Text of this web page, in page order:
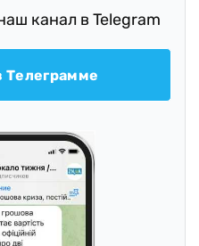
канал в Telegram
Телеграмме